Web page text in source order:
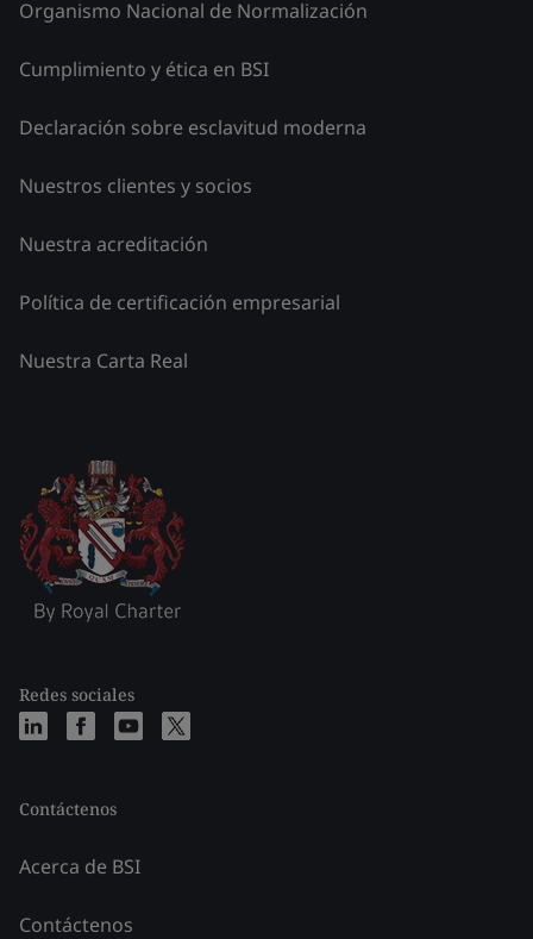
Organismo Nacional de Normalización
Cumplimiento y ética en BSI
Declaración sobre esclavitud moderna
Nuestros clientes y socios
Nuestra acreditación
Política de certificación empresarial
Nuestra Carta Real
Redes sociales
Contáctenos
Acerca de BSI
Contáctenos